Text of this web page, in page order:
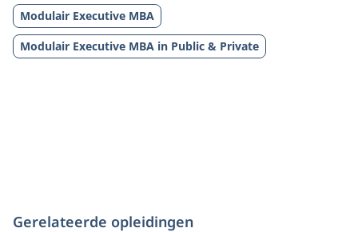
Modulair Executive MBA
Modulair Executive MBA in Public & Private
Gerelateerde opleidingen